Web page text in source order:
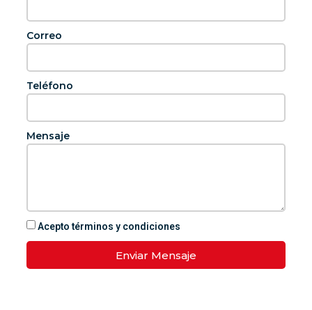
Correo
Teléfono
Mensaje
Acepto términos y condiciones
Enviar Mensaje